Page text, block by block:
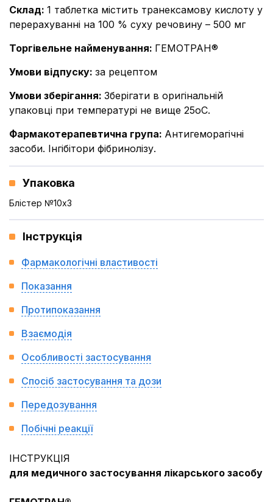
Склад: 1 таблетка містить транексамову кислоту у
перерахуванні на 100 % суху речовину – 500 мг
Торгівельне найменування: ГЕМОТРАН®
Умови відпуску: за рецептом
Умови зберігання: Зберігати в оригінальній
упаковці при температурі не вище 25оС.
Фармакотерапевтична група: Антигеморагічні
засоби. Інгібітори фібринолізу.
Упаковка
Блістер №10x3
Інструкція
Фармакологічні властивості
Показання
Протипоказання
Взаємодія
Особливості застосування
Спосіб застосування та дози
Передозування
Побічні реакції
ІНСТРУКЦІЯ
для медичного застосування лікарського засобу